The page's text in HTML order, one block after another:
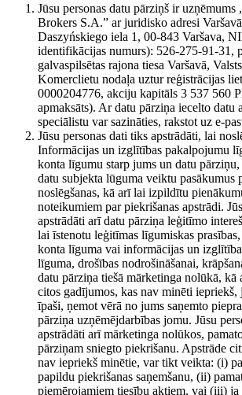
Jūsu personas datu pārziņš ir
Brokers S.A.” ar juridisko adresi
Daszyńskiego iela 1, 00-843 Varšava,
identifikācijas numurs): 526-275-91-31,
galvaspilsētas rajona tiesa Varšavā,
Komerclietu nodaļa uztur reģistrācijas
0000204776, akciju kapitāls 3 537 560
apmaksāts). Ar datu pārziņa iecelto datu
speciālistu var sazināties, rakstot uz e-
Jūsu personas dati tiks apstrādāti, lai
Informācijas un izglītības pakalpojumu
konta līgumu starp jums un datu
datu subjekta lūguma veiktu pasākumus
noslēgšanas, kā arī lai izpildītu
noteikumiem par piekrišanas apstrādi.
apstrādāti arī datu pārziņa leģitīmo
lai īstenotu leģitīmas līgumiskas
konta līguma vai informācijas un
līguma, drošības nodrošināšanai,
datu pārziņa tiešā mārketinga nolūkā, kā
citos gadījumos, kas nav minēti iepriekš,
īpaši, ņemot vērā no jums saņemto
pārziņa uzņēmējdarbības jomu. Jūsu
apstrādāti arī mārketinga nolūkos,
pārziņam sniegto piekrišanu. Apstrāde
nav iepriekš minētie, var tikt veikta: (i)
papildu piekrišanas saņemšanu, (ii)
piemērojamiem tiesību aktiem, vai (iii) ja